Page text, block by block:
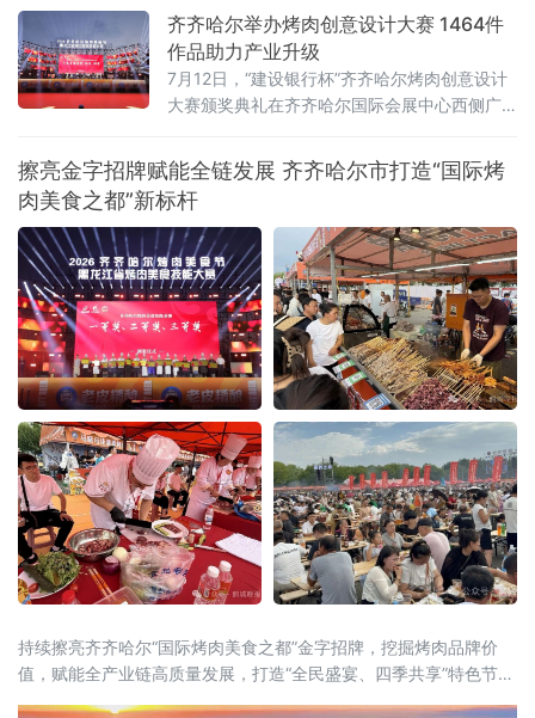
赛事、涉外交流、历史街区、文物遗址多元文
旅资源，破除单点运营、季节受限、业态分散
发展瓶颈，探索特色化、全季节、全域化文旅
融合发展新路径，推动辖区文旅产业从单点景
区提质向全域业态联动升级，激活区域文
齐齐哈尔举办烤肉创意设计大赛 1464件
作品助力产业升级
7月12日，“建设银行杯”齐齐哈尔烤肉创意设计
大赛颁奖典礼在齐齐哈尔国际会展中心西侧广
共收到有效参赛作品1464件，旨在通过创意设
计赋能烤肉产业，推动本土品牌提质升级。地
方有关部门负责人、高校师生、设计从业者、
餐饮企业代表及媒体记者参加典礼，共同见证
优秀设计作品颁奖，并围绕创意成果的产业转
化展开交
擦亮金字招牌赋能全链发展 齐齐哈尔市打造“国际烤
肉美食之都”新标杆
持续擦亮齐齐哈尔“国际烤肉美食之都”金字招牌，挖掘烤肉品牌价
值，赋能全产业链高质量发展，打造“全民盛宴、四季共享”特色节庆